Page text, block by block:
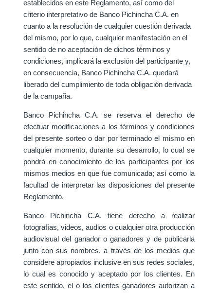
establecidos en este Reglamento, así como del
criterio interpretativo de Banco Pichincha C.A. en
cuanto a la resolución de cualquier cuestión derivada
del mismo, por lo que, cualquier manifestación en el
sentido de no aceptación de dichos términos y
condiciones, implicará la exclusión del participante y,
en consecuencia, Banco Pichincha C.A. quedará
liberado del cumplimiento de toda obligación derivada
de la campaña.
Banco Pichincha C.A. se reserva el derecho de
efectuar modificaciones a los términos y condiciones
del presente sorteo o dar por terminado el mismo en
cualquier momento, durante su desarrollo, lo cual se
pondrá en conocimiento de los participantes por los
mismos medios en que fue comunicada; así como la
facultad de interpretar las disposiciones del presente
Reglamento.
Banco Pichincha C.A. tiene derecho a realizar
fotografías, videos, audios o cualquier otra producción
audiovisual del ganador o ganadores y de publicarla
junto con sus nombres, a través de los medios que
considere apropiados inclusive en sus redes sociales,
lo cual es conocido y aceptado por los clientes. En
este sentido, el o los clientes ganadores autorizan a